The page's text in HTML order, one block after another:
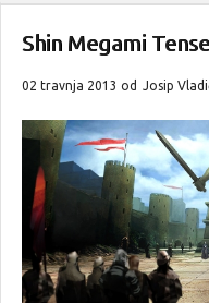
Shin Megami
02 travnja 2013 od Josip